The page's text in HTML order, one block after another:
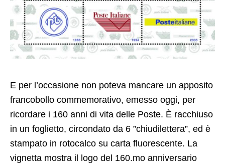
E per l’occasione non poteva mancare un apposito
francobollo commemorativo, emesso oggi, per
ricordare i 160 anni di vita delle Poste. È racchiuso
in un foglietto, circondato da 6 ”chiudilettera”, ed è
stampato in rotocalco su carta fluorescente. La
vignetta mostra il logo del 160.mo anniversario